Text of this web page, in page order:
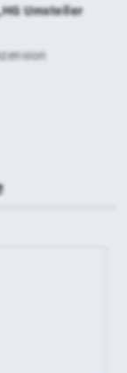
Umsteller